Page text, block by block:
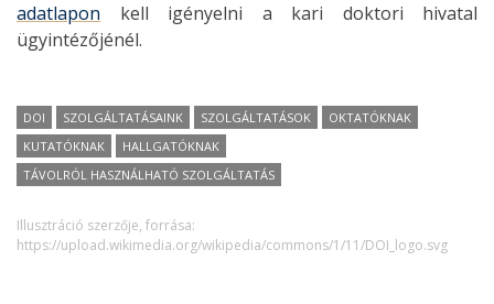
adatlapon kell igényelni a kari doktori hivatal
ügyintézőjénél.
DOI SZOLGÁLTATÁSAINK SZOLGÁLTATÁSOK
OKTATÓKNAK
KUTATÓKNAK
HALLGATÓKNAK
TÁVOLRÓL HASZNÁLHATÓ SZOLGÁLTATÁS
Illusztráció szerzője, forrása:
https://upload.wikimedia.org/wikipedia/commons/1/11/DOI_logo.svg